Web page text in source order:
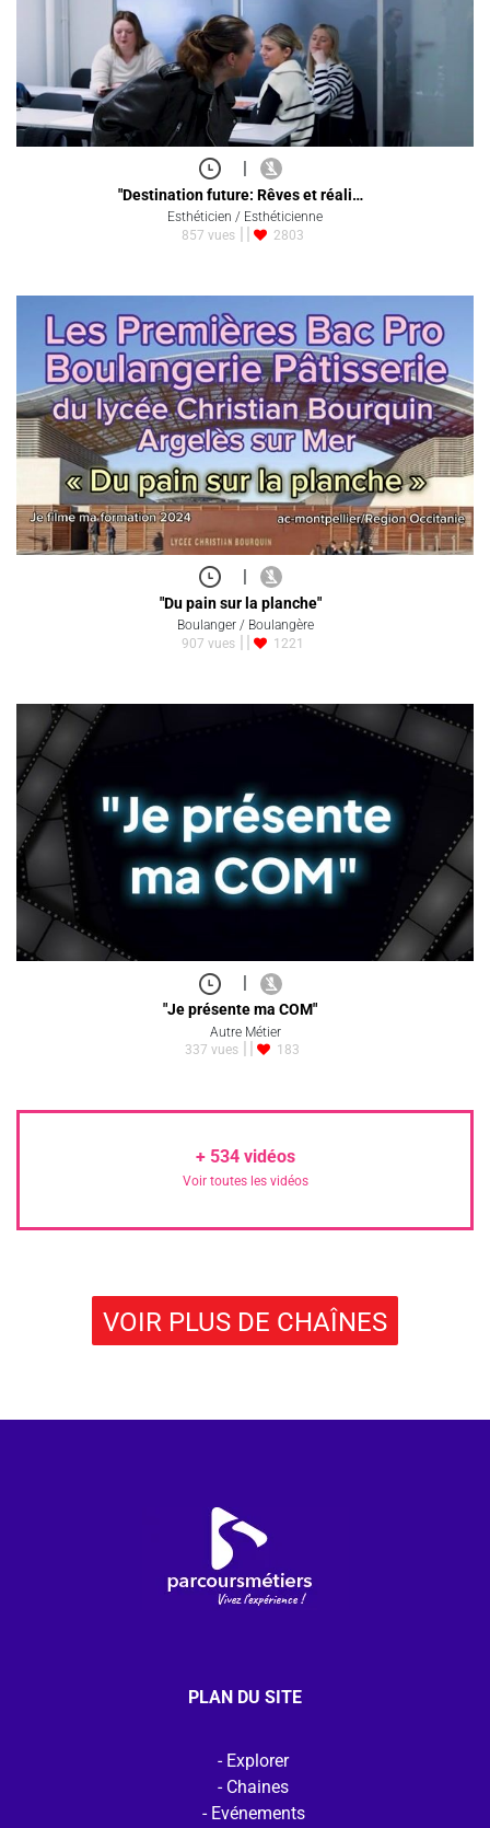
|
"Destination future: Rêves et réali…
Esthéticien / Esthéticienne
857 vues
2803
|
"Du pain sur la planche"
Boulanger / Boulangère
907 vues
1221
"Je présente ma COM"
Autre Métier
337 vues
183
+ 534vidéos
Voir toutes les vidéos
VOIR PLUS DE CHAÎNES
PLAN DU SITE
Explorer
Chaines
Evénements